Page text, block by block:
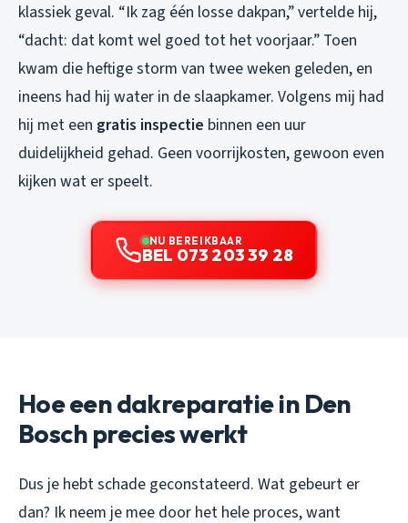
klassiek geval. “Ik zag één losse dakpan,” vertelde hij,
“dacht: dat komt wel goed tot het voorjaar.” Toen
kwam die heftige storm van twee weken geleden, en
ineens had hij water in de slaapkamer. Volgens mij had
hij met een gratis inspectie binnen een uur
duidelijkheid gehad. Geen voorrijkosten, gewoon even
kijken wat er speelt.
NU BEREIKBAAR
BEL 073 203 39 28
Hoe een dakreparatie in Den
Bosch precies werkt
Dus je hebt schade geconstateerd. Wat gebeurt er
dan? Ik neem je mee door het hele proces, want